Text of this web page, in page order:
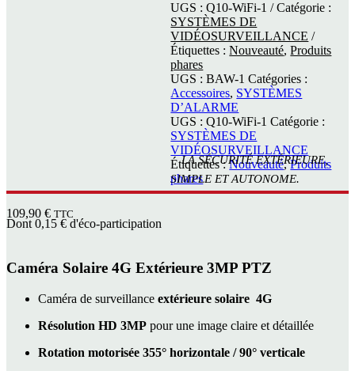
UGS :Q10-WiFi-1
Catégorie :
SYSTÈMES DE
VIDÉOSURVEILLANCE
Étiquettes :Nouveauté,Produits
phares
UGS :BAW-1 Catégories :
Accessoires, SYSTÈMES
D’ALARME
UGS :Q10-WiFi-1 Catégorie :
SYSTÈMES DE
VIDÉOSURVEILLANCE
Étiquettes :Nouveauté,Produits
phares
LA SÉCURITÉ EXTÉRIEURE,
SIMPLE ET AUTONOME.
109,90 € TTC
Dont0,15 € d'éco-participation
Caméra Solaire 4G Extérieure 3MP PTZ
Caméra de surveillance extérieure solaire 4G
Résolution HD 3MP pour une image claire et détaillée
Rotation motorisée 355° horizontale / 90° verticale